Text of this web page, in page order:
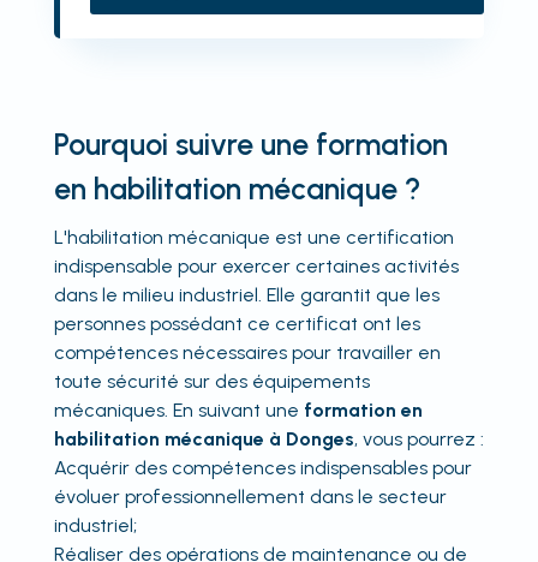
Pourquoi suivre une formation
en habilitation mécanique ?
L'habilitation mécanique est une certification
indispensable pour exercer certaines activités
dans le milieu industriel. Elle garantit que les
personnes possédant ce certificat ont les
compétences nécessaires pour travailler en
toute sécurité sur des équipements
mécaniques. En suivant une formation en
habilitation mécanique à Donges, vous pourrez :
Acquérir des compétences indispensables pour
évoluer professionnellement dans le secteur
industriel;
Réaliser des opérations de maintenance ou de